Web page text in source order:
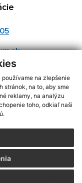
na zlepšenie
stránok, na to, aby sme
reklamy, na analýzu
toho, odkiaľ naši
s využitím RSS
stránok,web portál
,registrácia domény